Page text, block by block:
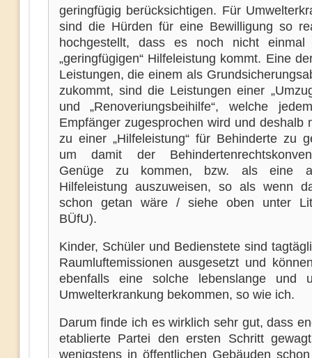
geringfügig berücksichtigen. Für
sind die Hürden für eine Bewilligung so
hochgestellt, dass es noch nicht
„geringfügigen“ Hilfeleistung kommt. Eine
Leistungen, die einem als
zukommt, sind die Leistungen einer
und „Renoveriungsbeihilfe“, welche
Empfänger zugesprochen wird und deshalb
zu einer „Hilfeleistung“ für Behinderte zu
um damit der
Genüge zu kommen, bzw. als eine
Hilfeleistung auszuweisen, so als wenn
schon getan wäre / siehe oben unter
BÜfU).
Kinder, Schüler und Bedienstete sind
Raumluftemissionen ausgesetzt und
ebenfalls eine solche lebenslange und
Umwelterkrankung bekommen, so wie ich.
Darum finde ich es wirklich sehr gut, dass
etablierte Partei den ersten Schritt
wenigstens in öffentlichen Gebäuden